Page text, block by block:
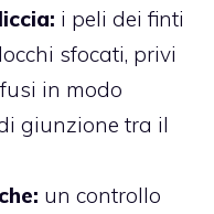
i peli dei finti
sfocati, privi
in modo
giunzione tra il
un controllo